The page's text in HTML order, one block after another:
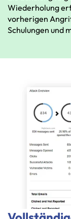
Wiederholung
vorherigen
Schulungen und